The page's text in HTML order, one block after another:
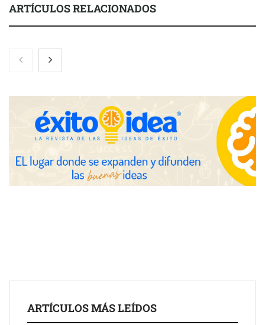
ARTÍCULOS RELACIONADOS
Nicols presenta seis modelos de anillos de compromiso para el
eclipse solar del 12 de agosto
Zoomex mejora su Strategy Center con herramientas
avanzadas para trading estratégico
COMPALISS de LYSOTRIC: cuando un solo producto multiplica
las posibilidades del salón profesional
ARTÍCULOS MÁS LEÍDOS